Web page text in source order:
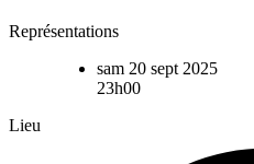
Représentations
sam 20 sept 2025
23h00
Lieu